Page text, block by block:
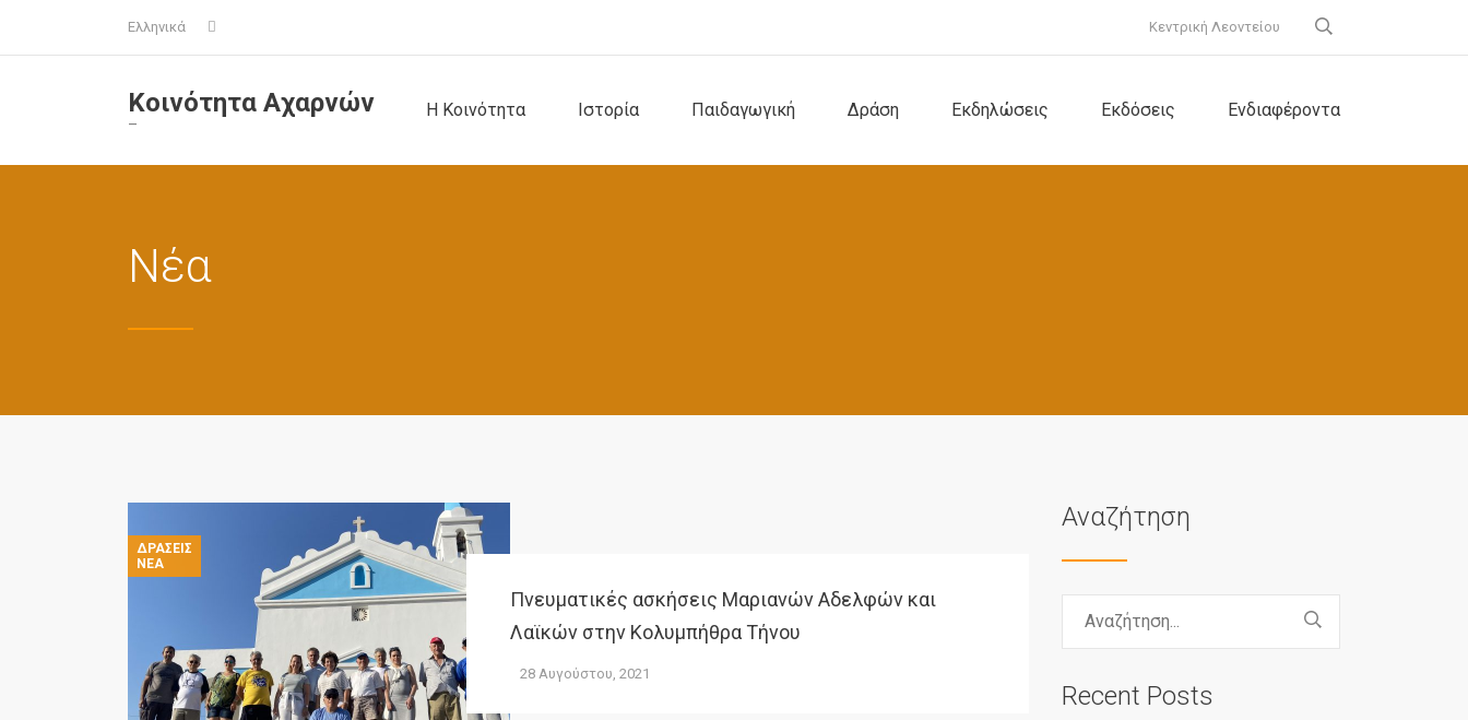
Ελληνικά Κεντρική Λεοντείου
Η Κοινότητα Ιστορία Παιδαγωγική Δράση Εκδηλώσεις Εκδόσεις Ενδιαφέροντα
Κοινότητα Αχαρνών
–
Νέα
ΔΡΆΣΕΙΣ
ΝΈΑ
Πνευματικές ασκήσεις Μαριανών Αδελφών και
Λαϊκών στην Κολυμπήθρα Τήνου
28 Αυγούστου, 2021
Αναζήτηση
Recent Posts